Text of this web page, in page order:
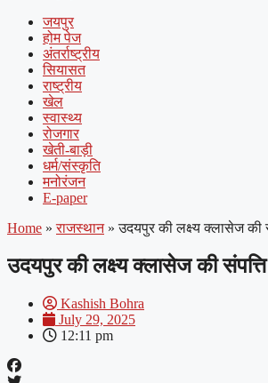
जयपुर
होम पेज
अंतर्राष्ट्रीय
सियासत
राष्ट्रीय
खेल
स्वास्थ्य
रोजगार
खेती-बाड़ी
धर्म/संस्कृति
मनोरंजन
E-paper
Home » राजस्थान » उदयपुर की लक्ष्य क्लासेज की
उदयपुर की लक्ष्य क्लासेज की
Kashish Bohra
July 29, 2025
12:11 pm